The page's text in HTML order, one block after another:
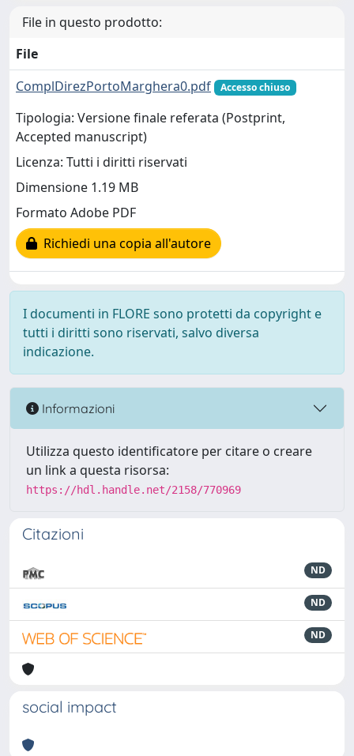
File in questo prodotto:
File
ComplDirezPortoMarghera0.pdf
Accesso chiuso
Tipologia: Versione finale referata (Postprint,
Accepted manuscript)
Licenza: Tutti i diritti riservati
Dimensione 1.19 MB
Formato Adobe PDF
Richiedi una copia all'autore
I documenti in FLORE sono protetti da copyright e
tutti i diritti sono riservati, salvo diversa
indicazione.
Informazioni
Utilizza questo identificatore per citare o creare
un link a questa risorsa:
https://hdl.handle.net/2158/770969
Citazioni
ND
ND
ND
social impact